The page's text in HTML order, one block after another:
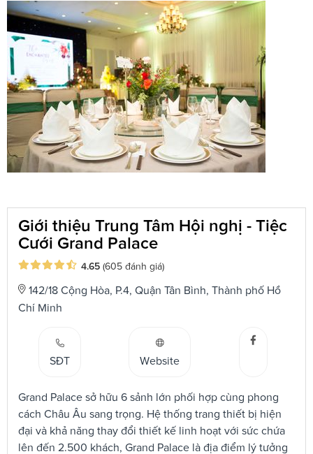
Giới thiệu Trung Tâm Hội nghị - Tiệc
Cưới Grand Palace
4.65 (605 đánh giá)
142/18 Cộng Hòa, P.4, Quận Tân Bình, Thành phố Hồ
Chí Minh
SĐT Website
Grand Palace sở hữu 6 sảnh lớn phối hợp cùng phong
cách Châu Âu sang trọng. Hệ thống trang thiết bị hiện
đại và khả năng thay đổi thiết kế linh hoạt với sức chứa
lên đến 2.500 khách, Grand Palace là địa điểm lý tưởng